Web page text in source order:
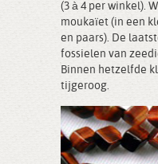
(3 à 4 per winkel).
moukaïet (in een
en paars). De
fossielen van
Binnen hetzelfde
tijgeroog.